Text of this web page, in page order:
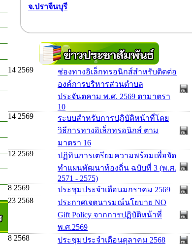
จ.ปราจีนบุรี
14 2569
ช่องทางอิเล็กทรอนิกส์สำหรับติดต่อ
องค์การบริหารส่วนตำบล
ประจันตคาม พ.ศ. 2569 ตามาตรา
10
14 2569
ระบบสำหรับการปฏิบัติหน้าที่โดย
วิธีการทางอิเล็กทรอนิกส์ ตาม
มาตรา 16
12 2569
ปฏิทินการเตรียมความพร้อมเพื่อจัด
ทำแผนพัฒนาท้องถิ่น ฉบับที่ 3 (พ.ศ.
2571 - 2575)
8 2569
ประชุมประจำเดือนมกราคม 2569
23 2568
ประกาศเจตนารมณ์นโยบาย NO
Gift Policy จากการปฏิบัติหน้าที่
พ.ศ.2569
8 2568
ประชุมประจำเดือนตุลาคม 2568